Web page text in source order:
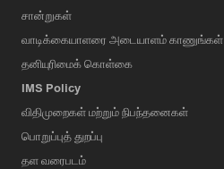
சான்றுகள்
வாடிக்கையாளரை அடையாளம் காணுங்கள்
தனியுரிமைக் கொள்கை
IMS Policy
விதிமுறைகள் மற்றும் நிபந்தனைகள்
பொறுப்புத் துறப்பு
தள வரைபடம்